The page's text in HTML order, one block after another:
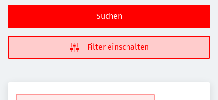
Suchen
Filter einschalten